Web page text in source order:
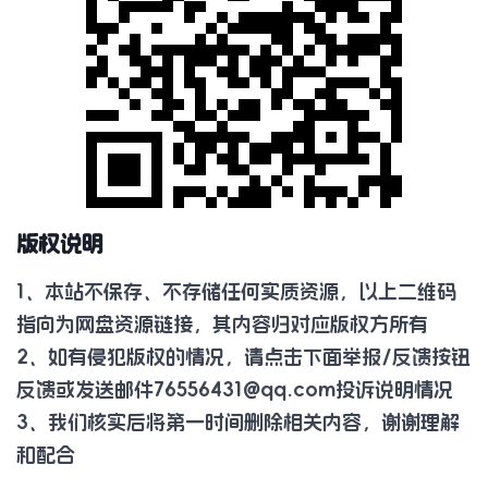
版权说明
1、本站不保存、不存储任何实质资源，以上二维码
指向为网盘资源链接，其内容归对应版权方所有
2、如有侵犯版权的情况，请点击下面举报/反馈按钮
反馈或发送邮件76556431@qq.com投诉说明情况
3、我们核实后将第一时间删除相关内容，谢谢理解
和配合